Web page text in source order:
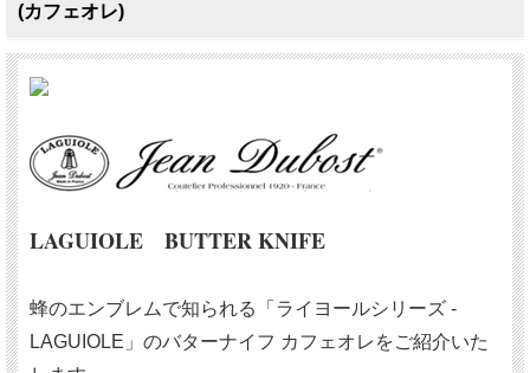
(カフェオレ)
LAGUIOLE BUTTER KNIFE
蜂のエンブレムで知られる「ライヨールシリーズ -
LAGUIOLE」のバターナイフ カフェオレをご紹介いた